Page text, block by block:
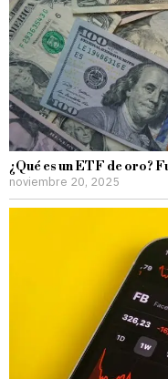
¿Qué es un ETF de oro?
noviembre 20, 2025